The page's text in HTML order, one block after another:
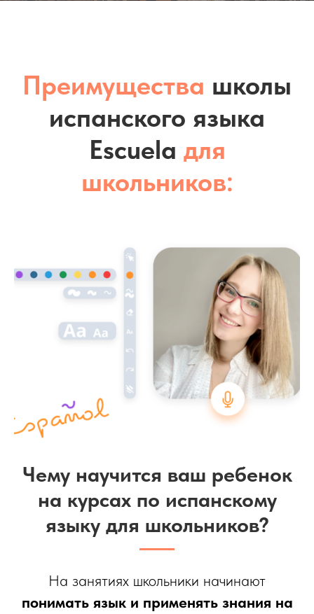
Преимущества школы
испанского языка
Escuela для
школьников:
Чему научится ваш ребенок
на курсах по испанскому
языку для школьников?
На занятиях школьники начинают
понимать язык и применять знания на